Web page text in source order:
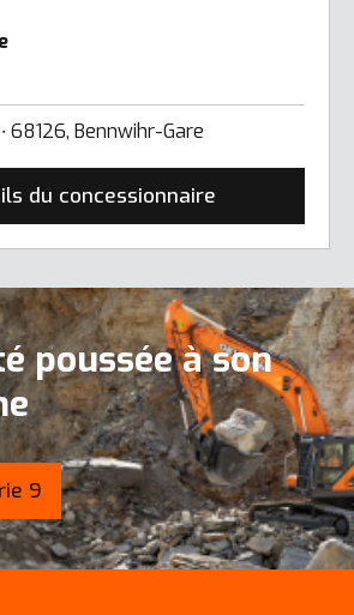
68126, Bennwihr-Gare
du concessionnaire
poussée à son
9